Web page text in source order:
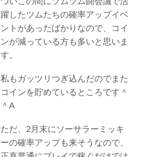
躍したツムたちの確率アップイベ
ントがあったばかりなので、コイ
ンが減っている方も多いと思いま
す。
私もガッツリつぎ込んだのでまた
コインを貯めているところです＾
＾A
ただ、2月末にソーサラーミッキ
ーの確率アップも来そうなので、